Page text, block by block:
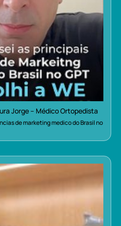
Jorge – Médico Ortopedista
de marketing medico do Brasil no